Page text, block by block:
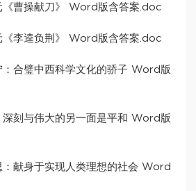
《曹操献刀》 Word版含答案.doc
《李逵负荆》 Word版含答案.doc
：合璧中西科学文化的骄子 Word版
深刻与伟大的另一面是平和 Word版
：献身于实现人类理想的社会 Word